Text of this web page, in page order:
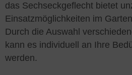
das Sechseckgeflecht bietet
Einsatzmöglichkeiten im
Durch die Auswahl
kann es individuell an Ihre
werden.